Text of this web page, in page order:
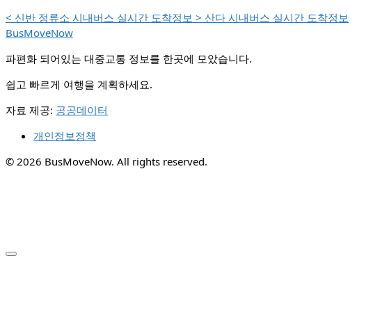
< 신반 정류소 시내버스 실시간 도착정보 > 산다 시내버스 실시간 도착정보
BusMoveNow
파편화 되어있는 대중교통 정보를 한곳에 모았습니다.
쉽고 빠르게 여행을 계획하세요.
자료 제공: 공공데이터
개인정보정책
© 2026 BusMoveNow. All rights reserved.
✕